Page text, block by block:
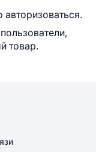
товар.